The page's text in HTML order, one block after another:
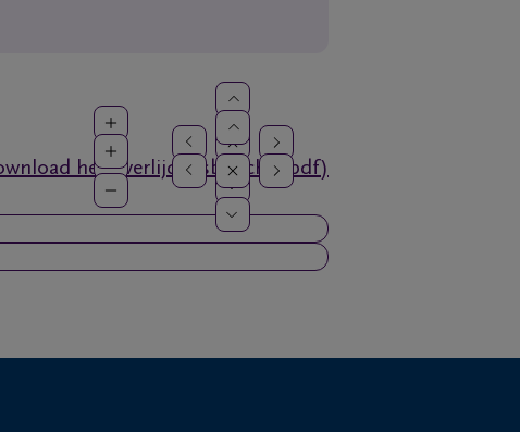
het overlijdensbericht (pdf)